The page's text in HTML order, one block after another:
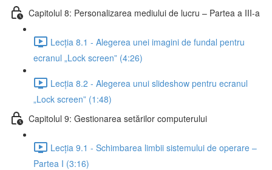
Capitolul 8: Personalizarea mediului de lucru – Partea a III-a
Lecția 8.1 - Alegerea unei imagini de fundal pentru
ecranul „Lock screen” (4:26)
Lecția 8.2 - Alegerea unui slideshow pentru ecranul
„Lock screen” (1:48)
Capitolul 9: Gestionarea setărilor computerului
Lecția 9.1 - Schimbarea limbii sistemului de operare –
Partea I (3:16)